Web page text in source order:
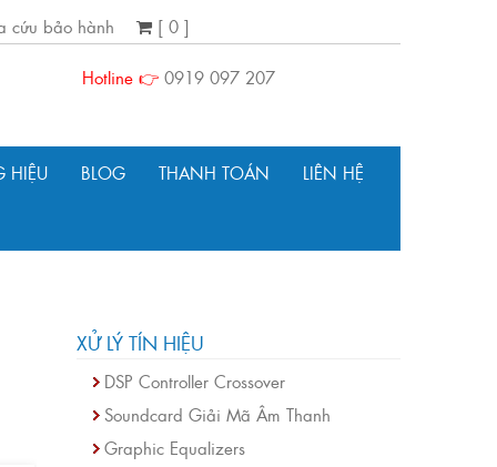
cứu bảo hành
[ 0 ]
Hotline 👉 0919 097 207
HIỆU BLOG THANH TOÁN LIÊN HỆ
XỬ LÝ TÍN HIỆU
DSP Controller Crossover
Soundcard Giải Mã Âm Thanh
Graphic Equalizers